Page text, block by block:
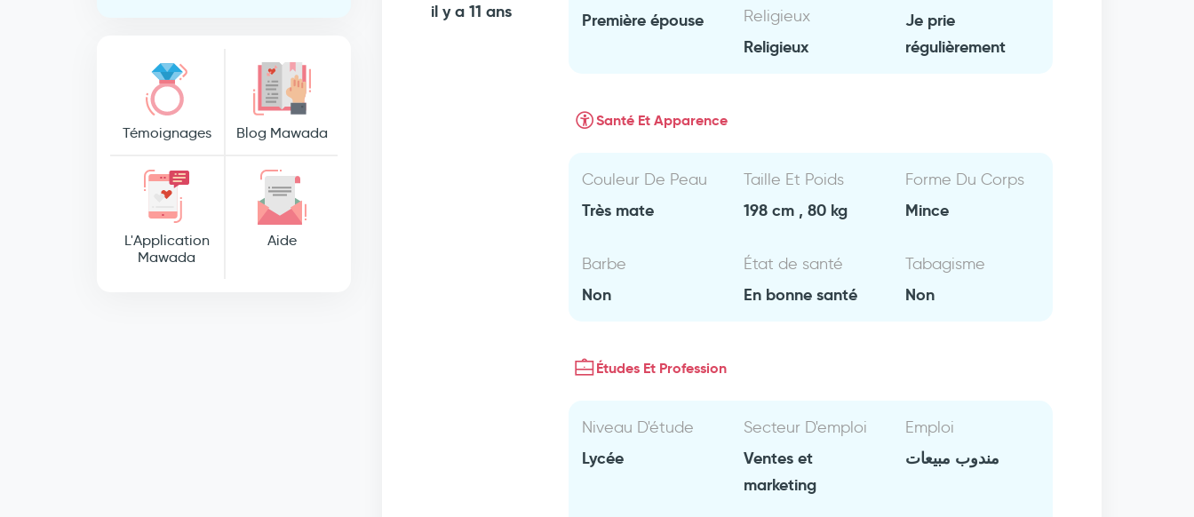
Témoignages Blog Mawada
L'Application
Mawada
Aide
il y a 11 ans Première épouse
Religieux
Religieux
Je prie
régulièrement
Santé Et Apparence
Couleur De Peau
Très mate
Taille Et Poids
198 cm , 80 kg
Forme Du Corps
Mince
Barbe
Non
État de santé
En bonne santé
Tabagisme
Non
Études Et Profession
Niveau D'étude
Lycée
Secteur D'emploi
Ventes et
marketing
Emploi
مندوب مبيعات